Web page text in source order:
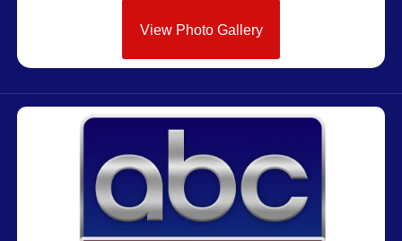
View Photo Gallery